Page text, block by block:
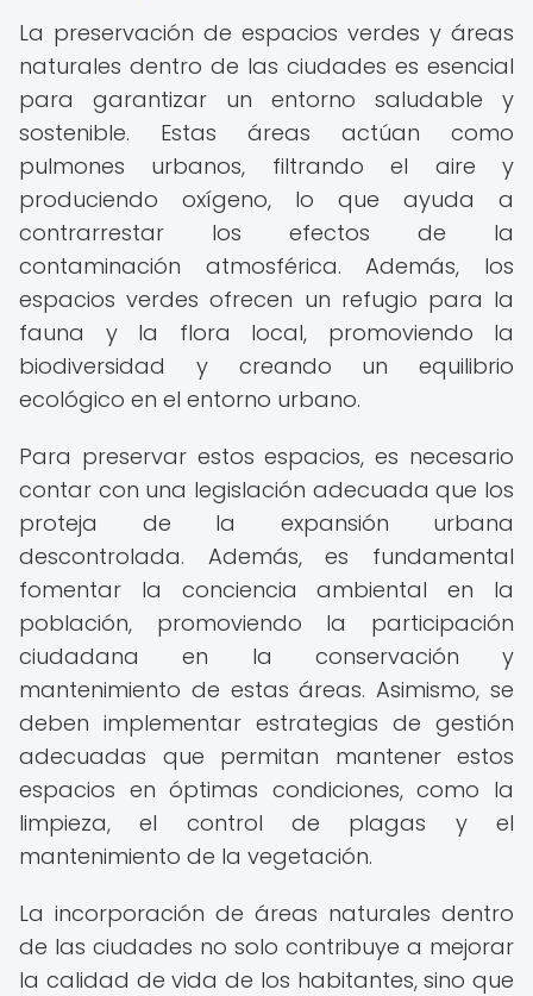
La preservación de espacios verdes y áreas
naturales dentro de las ciudades es esencial
para garantizar un entorno saludable y
sostenible. Estas áreas actúan como
pulmones urbanos, filtrando el aire y
produciendo oxígeno, lo que ayuda a
contrarrestar los efectos de la
contaminación atmosférica. Además, los
espacios verdes ofrecen un refugio para la
fauna y la flora local, promoviendo la
biodiversidad y creando un equilibrio
ecológico en el entorno urbano.
Para preservar estos espacios, es necesario
contar con una legislación adecuada que los
proteja de la expansión urbana
descontrolada. Además, es fundamental
fomentar la conciencia ambiental en la
población, promoviendo la participación
ciudadana en la conservación y
mantenimiento de estas áreas. Asimismo, se
deben implementar estrategias de gestión
adecuadas que permitan mantener estos
espacios en óptimas condiciones, como la
limpieza, el control de plagas y el
mantenimiento de la vegetación.
La incorporación de áreas naturales dentro
de las ciudades no solo contribuye a mejorar
la calidad de vida de los habitantes, sino que